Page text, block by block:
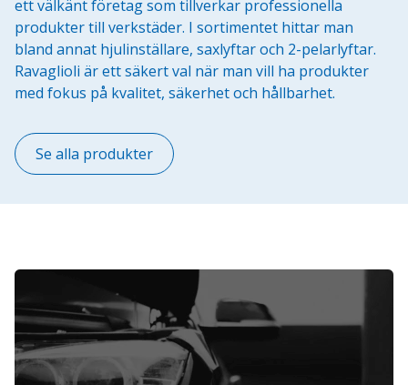
ett välkänt företag som tillverkar professionella
produkter till verkstäder. I sortimentet hittar man
bland annat hjulinställare, saxlyftar och 2-pelarlyftar.
Ravaglioli är ett säkert val när man vill ha produkter
med fokus på kvalitet, säkerhet och hållbarhet.
Se alla produkter